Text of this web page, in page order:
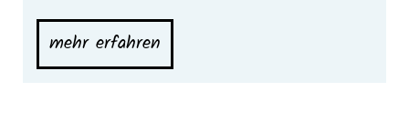
mehr erfahren